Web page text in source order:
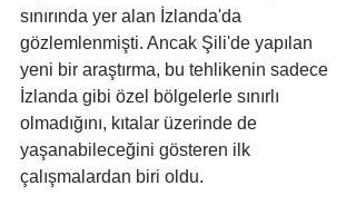
sınırında yer alan İzlanda'da
gözlemlenmişti. Ancak Şili'de yapılan
yeni bir araştırma, bu tehlikenin sadece
İzlanda gibi özel bölgelerle sınırlı
olmadığını, kıtalar üzerinde de
yaşanabileceğini gösteren ilk
çalışmalardan biri oldu.